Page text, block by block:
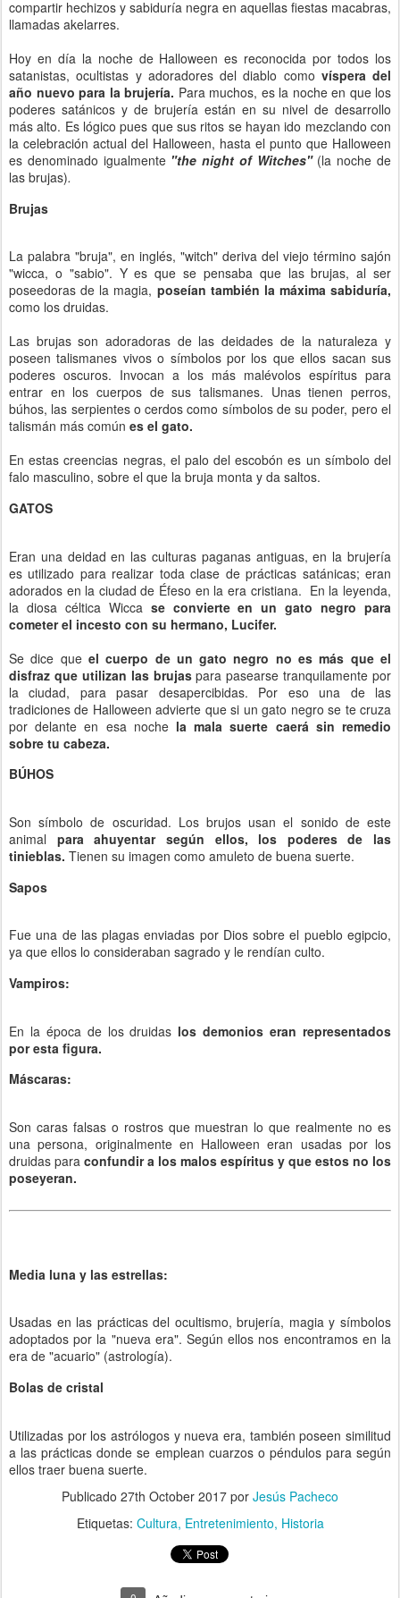
compartir hechizos y sabiduría negra en aquellas fiestas macabras,
llamadas akelarres.
Hoy en día la noche de Halloween es reconocida por todos los
satanistas, ocultistas y adoradores del diablo como víspera del
año nuevo para la brujería. Para muchos, es la noche en que los
poderes satánicos y de brujería están en su nivel de desarrollo
más alto. Es lógico pues que sus ritos se hayan ido mezclando con
la celebración actual del Halloween, hasta el punto que Halloween
es denominado igualmente "the night of Witches" (la noche de
las brujas).
Brujas
La palabra "bruja", en inglés, "witch" deriva del viejo término sajón
"wicca, o "sabio". Y es que se pensaba que las brujas, al ser
poseedoras de la magia, poseían también la máxima sabiduría,
como los druidas.
Las brujas son adoradoras de las deidades de la naturaleza y
poseen talismanes vivos o símbolos por los que ellos sacan sus
poderes oscuros. Invocan a los más malévolos espíritus para
entrar en los cuerpos de sus talismanes. Unas tienen perros,
búhos, las serpientes o cerdos como símbolos de su poder, pero el
talismán más común es el gato.
En estas creencias negras, el palo del escobón es un símbolo del
falo masculino, sobre el que la bruja monta y da saltos.
GATOS
Eran una deidad en las culturas paganas antiguas, en la brujería
es utilizado para realizar toda clase de prácticas satánicas; eran
adorados en la ciudad de Éfeso en la era cristiana. En la leyenda,
la diosa céltica Wicca se convierte en un gato negro para
cometer el incesto con su hermano, Lucifer.
Se dice que el cuerpo de un gato negro no es más que el
disfraz que utilizan las brujaspara pasearse tranquilamente por
la ciudad, para pasar desapercibidas. Por eso una de las
tradiciones de Halloween advierte que si un gato negro se te cruza
por delante en esa nochela mala suerte caerá sin remedio
sobre tu cabeza.
BÚHOS
Son símbolo de oscuridad. Los brujos usan el sonido de este
animal para ahuyentar según ellos, los poderes de las
tinieblas. Tienen su imagen como amuleto de buena suerte.
Sapos
Fue una de las plagas enviadas por Dios sobre el pueblo egipcio,
ya que ellos lo consideraban sagrado y le rendían culto.
Vampiros:
En la época de los druidas los demonios eran representados
por esta figura.
Máscaras:
Son caras falsas o rostros que muestran lo que realmente no es
una persona, originalmente en Halloween eran usadas por los
druidas para confundir a los malos espíritus y que estos no los
poseyeran.
Media luna y las estrellas:
Usadas en las prácticas del ocultismo, brujería, magia y símbolos
adoptados por la "nueva era". Según ellos nos encontramos en la
era de "acuario" (astrología).
Bolas de cristal
Utilizadas por los astrólogos y nueva era, también poseen similitud
a las prácticas donde se emplean cuarzos o péndulos para según
ellos traer buena suerte.
Publicado 27th October 2017 por Jesús Pacheco
Etiquetas: Cultura Entretenimiento Historia